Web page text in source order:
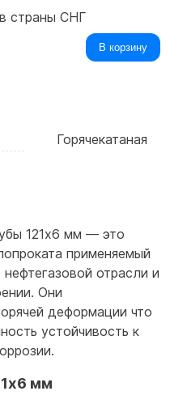
страны СНГ
В корзину
Горячекатаная
121x6 мм — это
применяемый
отрасли и
Они
деформации что
устойчивость к
мм